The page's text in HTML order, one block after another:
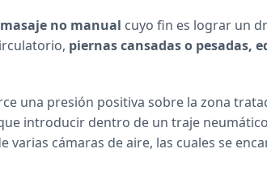
no manual cuyo fin es lograr un
piernas cansadas o pesadas,
una presión positiva sobre la zona
introducir dentro de un traje
cámaras de aire, las cuales se